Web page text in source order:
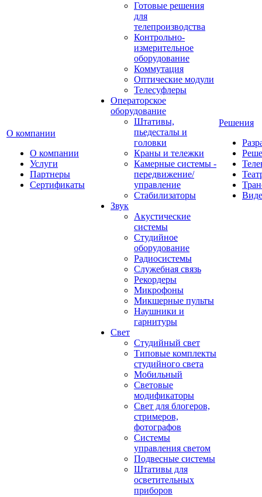
О компании
О компании
Услуги
Партнеры
Сертификаты
Готовые решения
для
телепроизводства
Контрольно-
измерительное
оборудование
Коммутация
Оптические модули
Телесуфлеры
Операторское
оборудование
Штативы,
пьедесталы и
головки
Краны и тележки
Камерные системы -
передвижение/
управление
Стабилизаторы
Звук
Акустические
системы
Студийное
оборудование
Радиосистемы
Служебная связь
Рекордеры
Микрофоны
Микшерные пульты
Наушники и
гарнитуры
Свет
Студийный свет
Типовые комплекты
студийного света
Мобильный
Световые
модификаторы
Свет для блогеров,
стримеров,
фотографов
Системы
управления светом
Подвесные системы
Штативы для
осветительных
приборов
Решения